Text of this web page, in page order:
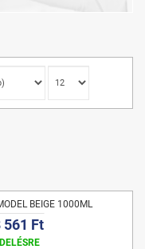
BEIGE 1000ML
561 Ft